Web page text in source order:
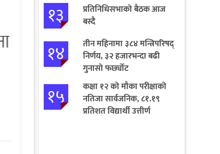
१३
प्रतिनिधिसभाको बैठक आज
बस्दै
१४
तीन महिनामा ३८४ मन्त्रिपरिषद्
निर्णय, ३२ हजारभन्दा बढी
गुनासो फर्छ्योट
१५
कक्षा १२ को मौका परीक्षाको
नतिजा सार्वजनिक, ८१.१९
प्रतिशत विद्यार्थी उत्तीर्ण